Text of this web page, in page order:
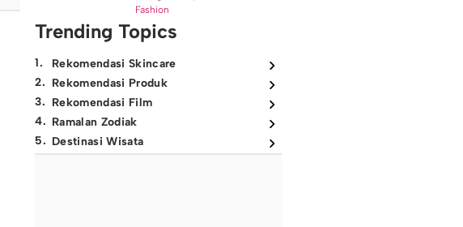
Fashion
Trending Topics
1.
Rekomendasi Skincare
2. Rekomendasi Produk
3. Rekomendasi Film
4. Ramalan Zodiak
5. Destinasi Wisata